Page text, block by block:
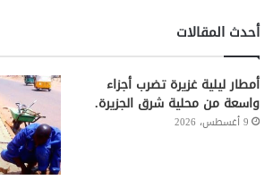
أحدث المقالات
أمطار ليلية غزيرة تضرب أجزاء
واسعة من محلية شرق الجزيرة.
9 أغسطس، 2026